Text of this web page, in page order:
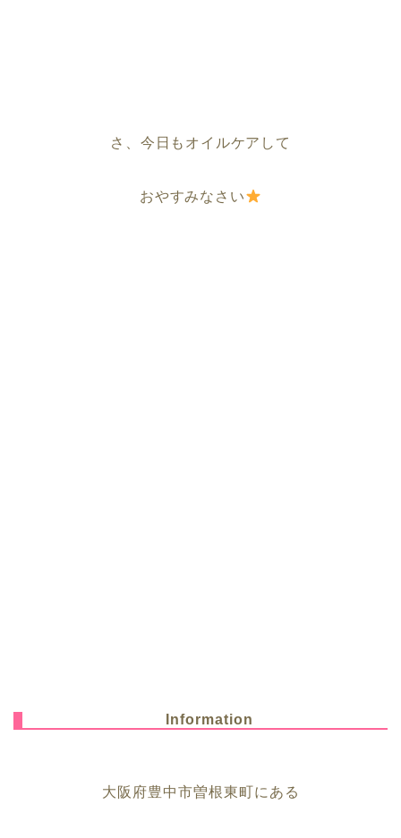
さ、今日もオイルケアして
おやすみなさい
Information
大阪府豊中市曽根東町にある